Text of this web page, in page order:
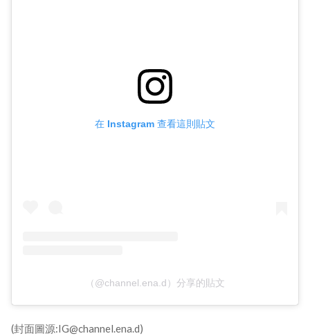
在 Instagram 查看這則貼文
（@channel.ena.d）分享的貼文
(封面圖源:IG@channel.ena.d)